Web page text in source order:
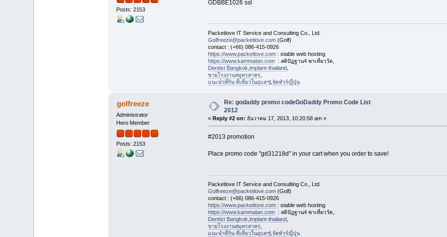
Posts: 2153
GDBBE1026 ssl
Packetlove IT Service and Consulting Co., Ltd.
Golfreeze@packetlove.com(Golf)
contact : (+66) 086-415-0926
https://www.packetlove.com: stable web hosting
https://www.kammatan.com: สติปัฏฐาน4 พาเที่ยววัด,
Dentist Bangkok implant-thailand,
ขายโรงงานสมุทรสาคร,
แนะนำที่กิน ที่เที่ยวในอุบลฯ|, จัดทัวร์ญี่ปุ่น
golfreeze
Administrator
Hero Member
Posts: 2153
Re: godaddy promo codeGoDaddy Promo Code List
2012
« Reply #2 on: ธันวาคม 17, 2013, 10:20:58 am »
#2013 promotion
Place promo code "gd31218d" in your cart when you order to save!
Packetlove IT Service and Consulting Co., Ltd.
Golfreeze@packetlove.com(Golf)
contact : (+66) 086-415-0926
https://www.packetlove.com: stable web hosting
https://www.kammatan.com: สติปัฏฐาน4 พาเที่ยววัด,
Dentist Bangkok implant-thailand
ขายโรงงานสมุทรสาคร,
แนะนำที่กิน ที่เที่ยวในอุบลฯ|, จัดทัวร์ญี่ปุ่น